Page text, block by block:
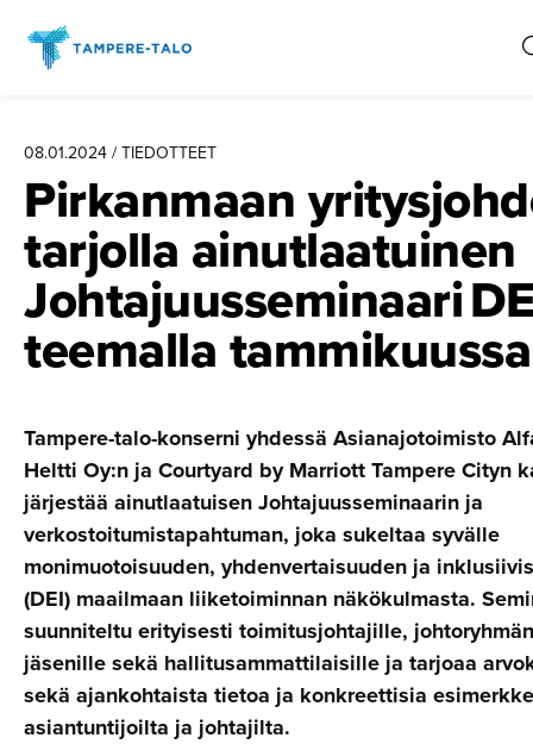
sisältöön
08.01.2024 / TIEDOTTEET
Pirkanmaan
tarjolla ainutlaa­tuinen
Johtajuus­se­mi­naari
teemalla tammikuussa
Tampere-talo-konserni yhdessä Asianajotoimisto
Heltti Oy:n ja Courtyard by Marriott Tampere Cityn
järjestää ainutlaatuisen Johtajuusseminaarin ja
verkostoitumistapahtuman, joka sukeltaa syvälle
monimuotoisuuden, yhdenvertaisuuden ja
(DEI) maailmaan liiketoiminnan näkökulmasta.
suunniteltu erityisesti toimitusjohtajille, johtoryhmän
jäsenille sekä hallitusammattilaisille ja tarjoaa
sekä ajankohtaista tietoa ja konkreettisia
asiantuntijoilta ja johtajilta.